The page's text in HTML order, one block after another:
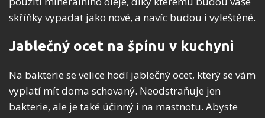
skříňky vypadat jako nové, a navíc budou i vyleštěné.
Jablečný ocet na špínu v kuchyni
Na bakterie se velice hodí jablečný ocet, který se vám
vyplatí mít doma schovaný. Neodstraňuje jen
bakterie, ale je také účinný i na mastnotu. Abyste